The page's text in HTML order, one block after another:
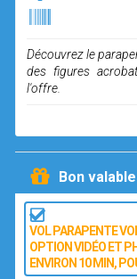
Découvrez le
des figures
l'offre.
Bon
VOL PARAPENTE
OPTION VIDÉO ET
ENVIRON 10 MIN,